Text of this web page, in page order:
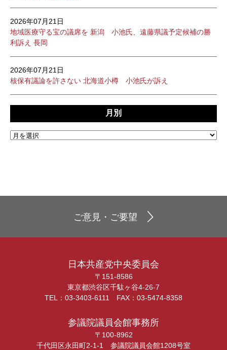
2026年07月21日
地域医療守る宝の議席を 新潟 小池氏、遠藤県議予定候補の勝
利訴え 長岡
2026年07月21日
核保有議論を許さない 北海道小樽 小池氏が訴え
月別
ご意見・ご要望
日本共産党中央委員会
〒151-8586
東京都渋谷区千駄ヶ谷4-26-7
TEL：03-3403-6111 FAX：03-5474-8358
参議院議員会館事務所
〒100-8962
千代田区永田町2-1-1 参議院議員会館1208号室